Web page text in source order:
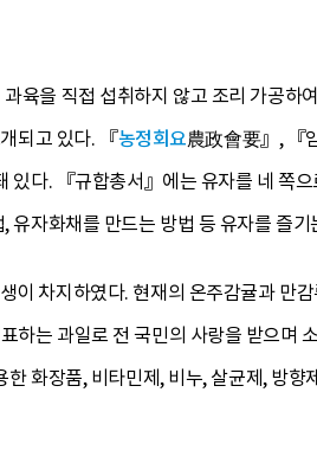
육을 직접 섭취하지 않고 조리 가공하
되고 있다. 『농정회요農政會要』, 『
다. 『규합총서』에는 유자를 네 쪽
자화채를 만드는 방법 등 유자를 즐
차지하였다. 현재의 온주감귤과 만
는 과일로 전 국민의 사랑을 받으며
화장품, 비타민제, 비누, 살균제, 방향